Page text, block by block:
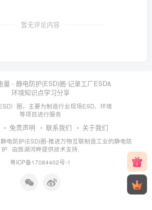
暂无评论内容
）圈，主要为制造行业现场ESD、环境
等项目进行服务
免责声明 联系我们 关于我们
静电防护(ESD)圈-推进万物互联制造工业的静电防
护 · 由旌湖河畔提供技术支持.
粤ICP备17084402号-1